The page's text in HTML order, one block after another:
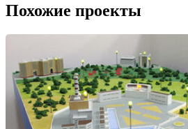
Похожие проекты